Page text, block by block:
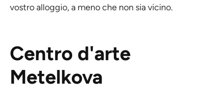
vostro alloggio, a meno che non sia vicino.
Centro d'arte
Metelkova